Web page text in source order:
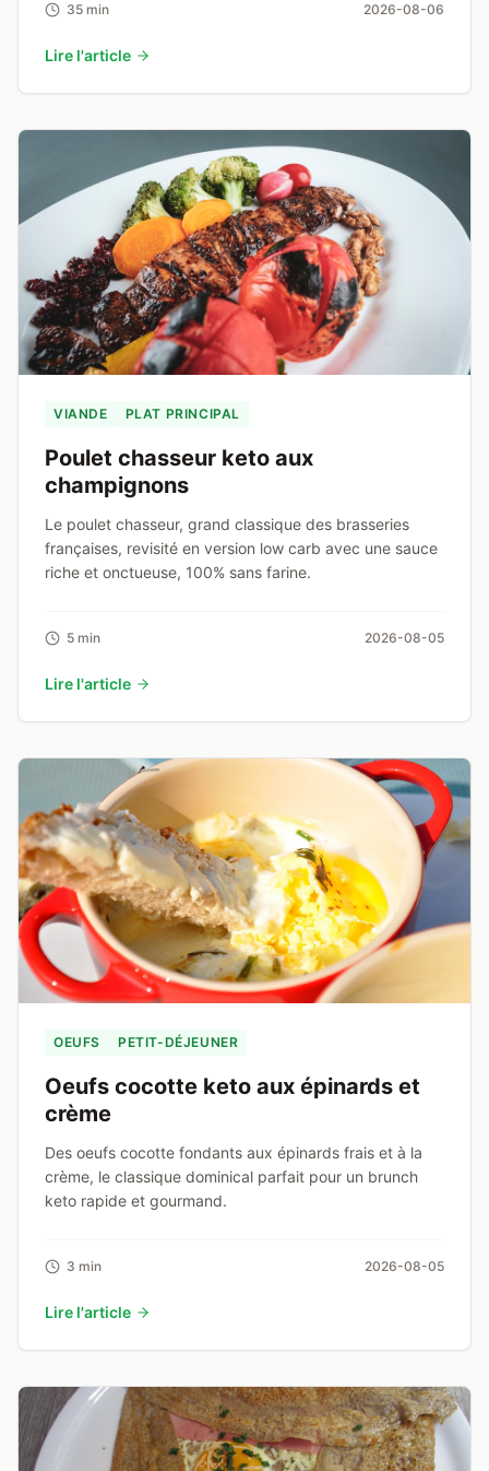
35 min 2026-08-06
Lire l'article
VIANDE PLAT PRINCIPAL
Poulet chasseur keto aux
champignons
Le poulet chasseur, grand classique des brasseries
françaises, revisité en version low carb avec une sauce
riche et onctueuse, 100% sans farine.
5 min 2026-08-05
Lire l'article
OEUFS PETIT-DÉJEUNER
Oeufs cocotte keto aux épinards et
crème
Des oeufs cocotte fondants aux épinards frais et à la
crème, le classique dominical parfait pour un brunch
keto rapide et gourmand.
3 min 2026-08-05
Lire l'article